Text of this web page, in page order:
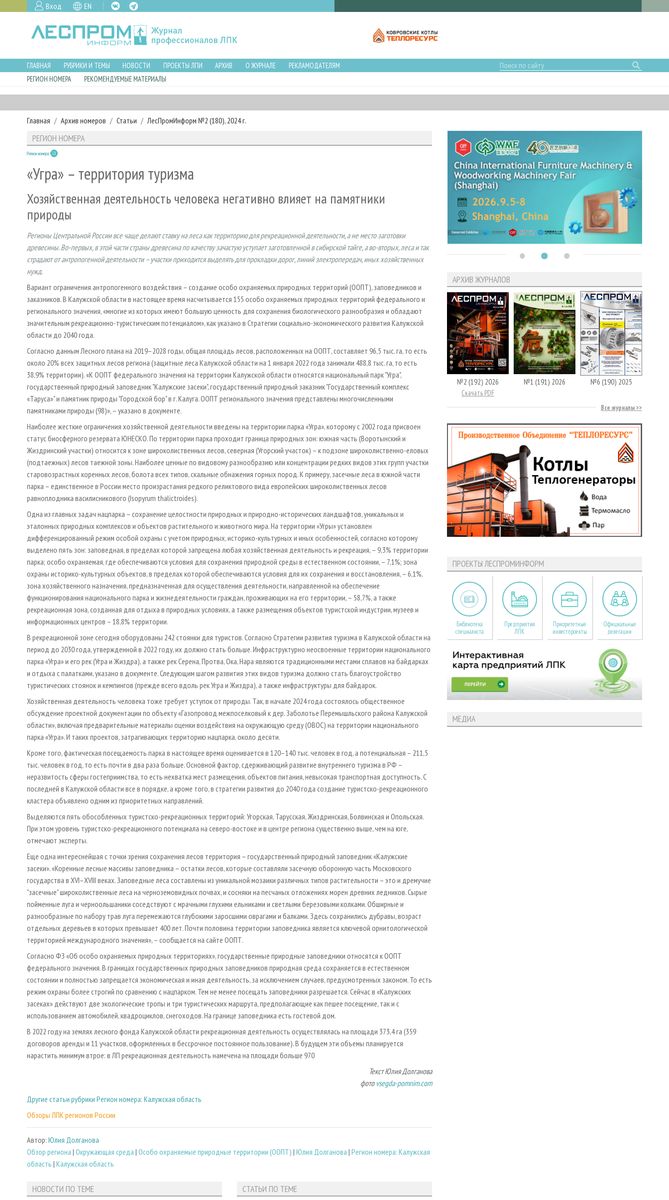
Вход EN
ГЛАВНАЯ РУБРИКИ И ТЕМЫ НОВОСТИ ПРОЕКТЫ ЛПИ АРХИВ О ЖУРНАЛЕ
РЕКЛАМОДАТЕЛЯМ
РЕГИОН НОМЕРА
РЕКОМЕНДУЕМЫЕ МАТЕРИАЛЫ
Главная Архив номеров Статьи ЛесПромИнформ №2 (180), 2024 г.
РЕГИОН НОМЕРА
Регион номера
«Угра» – территория туризма
Хозяйственная деятельность человека негативно влияет на памятники
природы
Регионы Центральной России все чаще делают ставку на леса как территорию для рекреационной деятельности, а не место заготовки
древесины. Во-первых, в этой части страны древесина по качеству зачастую уступает заготовленной в сибирской тайге, а во-вторых, леса и так
страдают от антропогенной деятельности – участки приходится выделять для прокладки дорог, линий электропередач, иных хозяйственных
нужд.
Вариант ограничения антропогенного воздействия – создание особо охраняемых природных территорий (ООПТ), заповедников и
заказников. В Калужской области в настоящее время насчитывается 155 особо охраняемых природных территорий федерального и
регионального значения, «многие из которых имеют большую ценность для сохранения биологического разнообразия и обладают
значительным рекреационно-туристическим потенциалом», как указано в Стратегии социально-экономического развития Калужской
области до 2040 года.
Согласно данным Лесного плана на 2019–2028 годы, общая площадь лесов, расположенных на ООПТ, составляет 96,5 тыс. га, то есть
около 20% всех защитных лесов региона (защитные леса Калужской области на 1 января 2022 года занимали 488,8 тыс. га, то есть
38,9% территории). «К ООПТ федерального значения на территории Калужской области относятся национальный парк "Угра",
государственный природный заповедник "Калужские засеки", государственный природный заказник "Государственный комплекс
«Таруса»" и памятник природы "Городской бор" в г. Калуга. ООПТ регионального значения представлены многочисленными
памятниками природы (98)», – указано в документе.
Наиболее жесткие ограничения хозяйственной деятельности введены на территории парка «Угра», которому с 2002 года присвоен
статус биосферного резервата ЮНЕСКО. По территории парка проходит граница природных зон: южная часть (Воротынский и
Жиздринский участки) относится к зоне широколиственных лесов, северная (Угорский участок) – к подзоне широколиственно-еловых
(подтаежных) лесов таежной зоны. Наиболее ценные по видовому разнообразию или концентрации редких видов этих групп участки
старовозрастных коренных лесов, болота всех типов, скальные обнажения горных пород. К примеру, засечные леса в южной части
парка – единственное в России место произрастания редкого реликтового вида европейских широколиственных лесов
равноплодника василисникового (Isopyrum thalictroides).
Одна из главных задач нацпарка – сохранение целостности природных и природно-исторических ландшафтов, уникальных и
эталонных природных комплексов и объектов растительного и животного мира. На территории «Угры» установлен
дифференцированный режим особой охраны с учетом природных, историко-культурных и иных особенностей, согласно которому
выделено пять зон: заповедная, в пределах которой запрещена любая хозяйственная деятельность и рекреация, – 9,3% территории
парка; особо охраняемая, где обеспечиваются условия для сохранения природной среды в естественном состоянии, – 7,1%; зона
охраны историко-культурных объектов, в пределах которой обеспечиваются условия для их сохранения и восстановления, – 6,1%,
зона хозяйственного назначения, предназначенная для осуществления деятельности, направленной на обеспечение
функционирования национального парка и жизнедеятельности граждан, проживающих на его территории, – 58,7%, а также
рекреационная зона, созданная для отдыха в природных условиях, а также размещения объектов туристской индустрии, музеев и
информационных центров – 18,8% территории.
В рекреационной зоне сегодня оборудованы 242 стоянки для туристов. Согласно Стратегии развития туризма в Калужской области на
период до 2030 года, утвержденной в 2022 году, их должно стать больше. Инфраструктурно неосвоенные территории национального
парка «Угра» и его рек (Угра и Жиздра), а также рек Серена, Протва, Ока, Нара являются традиционными местами сплавов на байдарках
и отдыха с палатками, указано в документе. Следующим шагом развития этих видов туризма должно стать благоустройство
туристических стоянок и кемпингов (прежде всего вдоль рек Угра и Жиздра), а также инфраструктуры для байдарок.
Хозяйственная деятельность человека тоже требует уступок от природы. Так, в начале 2024 года состоялось общественное
обсуждение проектной документации по объекту «Газопровод межпоселковый к дер. Заболотье Перемышльского района Калужской
области», включая предварительные материалы оценки воздействия на окружающую среду (ОВОС) на территории национального
парка «Угра». И таких проектов, затрагивающих территорию нацпарка, около десяти.
Кроме того, фактическая посещаемость парка в настоящее время оценивается в 120–140 тыс. человек в год, а потенциальная – 211,5
тыс. человек в год, то есть почти в два раза больше. Основной фактор, сдерживающий развитие внутреннего туризма в РФ –
неразвитость сферы гостеприимства, то есть нехватка мест размещения, объектов питания, невысокая транспортная доступность. С
последней в Калужской области все в порядке, а кроме того, в стратегии развития до 2040 года создание туристско-рекреационного
кластера объявлено одним из приоритетных направлений.
Выделяются пять обособленных туристско-рекреационных территорий: Угорская, Тарусская, Жиздринская, Болвинская и Опольская.
При этом уровень туристско-рекреационного потенциала на северо-востоке и в центре региона существенно выше, чем на юге,
отмечают эксперты.
Еще одна интереснейшая с точки зрения сохранения лесов территория – государственный природный заповедник «Калужские
засеки». «Коренные лесные массивы заповедника – остатки лесов, которые составляли засечную оборонную часть Московского
государства в XVI–XVIII веках. Заповедные леса составлены из уникальной мозаики различных типов растительности – это и дремучие
"засечные" широколиственные леса на черноземовидных почвах, и сосняки на песчаных отложениях морен древних ледников. Сырые
пойменные луга и черноольшаники соседствуют с мрачными глухими ельниками и светлыми березовыми колками. Обширные и
разнообразные по набору трав луга перемежаются глубокими заросшими оврагами и балками. Здесь сохранились дубравы, возраст
отдельных деревьев в которых превышает 400 лет. Почти половина территории заповедника является ключевой орнитологической
территорией международного значения», – сообщается на сайте ООПТ.
Согласно ФЗ «Об особо охраняемых природных территориях», государственные природные заповедники относятся к ООПТ
федерального значения. В границах государственных природных заповедников природная среда сохраняется в естественном
состоянии и полностью запрещается экономическая и иная деятельность, за исключением случаев, предусмотренных законом. То есть
режим охраны более строгий по сравнению с нацпарком. Тем не менее посещать заповедники разрешается. Сейчас в «Калужских
засеках» действуют две экологические тропы и три туристических маршрута, предполагающие как пешее посещение, так и с
использованием автомобилей, квадроциклов, снегоходов. На границе заповедника есть гостевой дом.
В 2022 году на землях лесного фонда Калужской области рекреационная деятельность осуществлялась на площади 373,4 га (359
договоров аренды и 11 участков, оформленных в бессрочное постоянное пользование). В будущем эти объемы планируется
нарастить минимум втрое: в ЛП рекреационная деятельность намечена на площади больше 970
Текст Юлия Долганова
фото vsegda-pomnim.com
Другие статьи рубрики Регион номера: Калужская область
Обзоры ЛПК регионов России
Автор: Юлия Долганова
Обзор региона | Окружающая среда | Особо охраняемые природные территории (ООПТ) | Юлия Долганова | Регион номера: Калужская
область | Калужская область
НОВОСТИ ПО ТЕМЕ СТАТЬИ ПО ТЕМЕ
АРХИВ ЖУРНАЛОВ
№2 (192) 2026
Скачать PDF
№1 (191) 2026 №6 (190) 2025
Все журналы
ПРОЕКТЫ ЛЕСПРОМИНФОРМ
Библиотека
специалиста
Предприятия
ЛПК
Приоритетные
инвестпроекты
Официальные
делегации
МЕДИА